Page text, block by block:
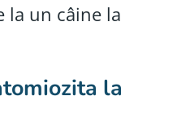
la un câine la
la